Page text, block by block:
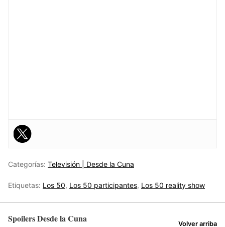
Categorías: Televisión | Desde la Cuna
Etiquetas: Los 50, Los 50 participantes, Los 50 reality show
Spoilers Desde la Cuna Volver arriba